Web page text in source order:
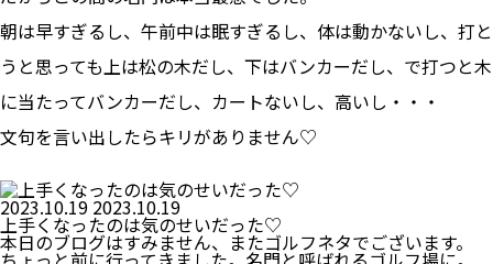
朝は早すぎるし、午前中は眠すぎるし、体は動かないし、打と
うと思っても上は松の木だし、下はバンカーだし、で打つと木
に当たってバンカーだし、カートないし、高いし・・・
文句を言い出したらキリがありません♡
2023.10.19 2023.10.19
上手くなったのは気のせいだった♡
本日のブログはすみません、またゴルフネタでございます。